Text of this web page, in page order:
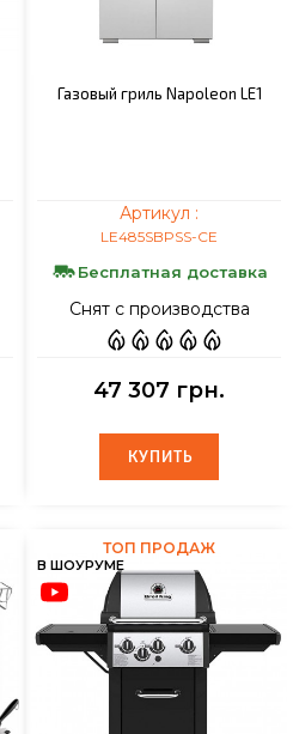
Газовый гриль Napoleon LE1
Артикул :
LE485SBPSS-CE
Бесплатная доставка
Снят с производства
47 307 грн.
КУПИТЬ
КУПИТЬ
В ШОУРУМЕ
ТОП ПРОДАЖ